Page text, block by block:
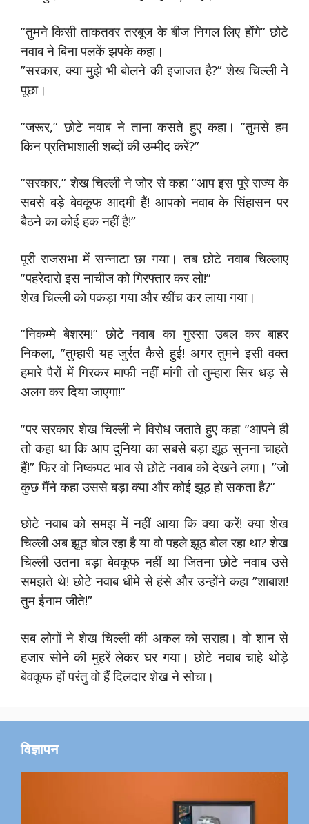
”तुमने किसी ताकतवर तरबूज के बीज निगल लिए होंगे” छोटे
नवाब ने बिना पलकें झपके कहा।
”सरकार, क्या मुझे भी बोलने की इजाजत है?” शेख चिल्ली ने
पूछा।
”जरूर,” छोटे नवाब ने ताना कसते हुए कहा। ”तुमसे हम
किन प्रतिभाशाली शब्दों की उम्मीद करें?”
”सरकार,” शेख चिल्ली ने जोर से कहा ”आप इस पूरे राज्य के
सबसे बड़े बेवकूफ आदमी हैं! आपको नवाब के सिंहासन पर
बैठने का कोई हक नहीं है!”
पूरी राजसभा में सन्नाटा छा गया। तब छोटे नवाब चिल्लाए
”पहरेदारो इस नाचीज को गिरफ्तार कर लो!”
शेख चिल्ली को पकड़ा गया और खींच कर लाया गया।
”निकम्मे बेशरम!” छोटे नवाब का गुस्सा उबल कर बाहर
निकला, ”तुम्हारी यह जुर्रत कैसे हुई! अगर तुमने इसी वक्त
हमारे पैरों में गिरकर माफी नहीं मांगी तो तुम्हारा सिर धड़ से
अलग कर दिया जाएगा!”
”पर सरकार शेख चिल्ली ने विरोध जताते हुए कहा ”आपने ही
तो कहा था कि आप दुनिया का सबसे बड़ा झूठ सुनना चाहते
हैं!” फिर वो निष्कपट भाव से छोटे नवाब को देखने लगा। ”जो
कुछ मैंने कहा उससे बड़ा क्या और कोई झूठ हो सकता है?”
छोटे नवाब को समझ में नहीं आया कि क्या करें! क्या शेख
चिल्ली अब झूठ बोल रहा है या वो पहले झूठ बोल रहा था? शेख
चिल्ली उतना बड़ा बेवकूफ नहीं था जितना छोटे नवाब उसे
समझते थे! छोटे नवाब धीमे से हंसे और उन्होंने कहा ”शाबाश!
तुम ईनाम जीते!”
सब लोगों ने शेख चिल्ली की अकल को सराहा। वो शान से
हजार सोने की मुहरें लेकर घर गया। छोटे नवाब चाहे थोड़े
बेवकूफ हों परंतु वो हैं दिलदार शेख ने सोचा।
विज्ञापन